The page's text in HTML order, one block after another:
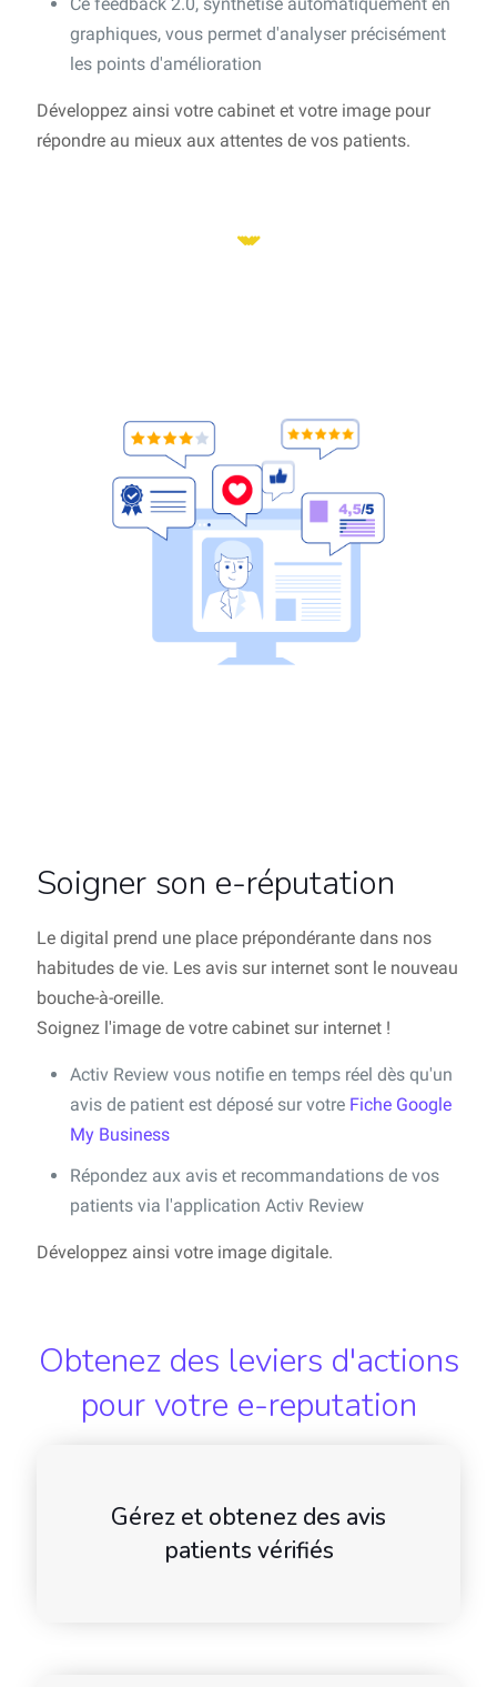
graphiques, vous permet d'analyser précisément
les points d'amélioration
Développez ainsi votre cabinet et votre image pour
répondre au mieux aux attentes de vos patients.
Soigner son e-réputation
Le digital prend une place prépondérante dans nos
habitudes de vie. Les avis sur internet sont le nouveau
bouche-à-oreille.
Soignez l'image de votre cabinet sur internet !
Activ Review vous notifie en temps réel dès qu'un
avis de patient est déposé sur votre Fiche Google
My Business
Répondez aux avis et recommandations de vos
patients via l'application Activ Review
Développez ainsi votre image digitale.
Obtenez des leviers d'actions
pour votre e-reputation
Gérez et obtenez des avis
patients vérifiés